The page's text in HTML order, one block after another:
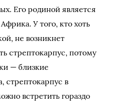
Его родиной является
У того, кто хоть
не возникнет
стрептокарпус, потому
— близкие
стрептокарпус в
встретить гораздо